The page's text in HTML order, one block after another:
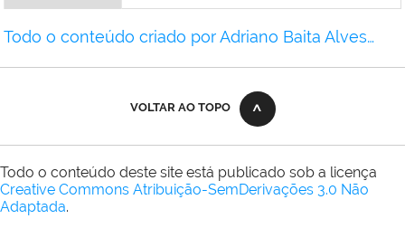
Todo o conteúdo criado por Adriano Baita Alves…
VOLTAR AO TOPO
Todo o conteúdo deste site está publicado sob a licença
Creative Commons Atribuição-SemDerivações 3.0 Não
Adaptada.